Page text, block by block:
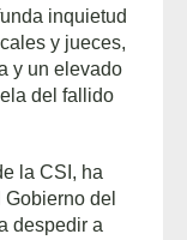
inquietud
y jueces,
y un elevado
del fallido
la CSI, ha
del
despedir a